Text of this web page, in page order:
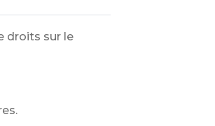
droits sur le